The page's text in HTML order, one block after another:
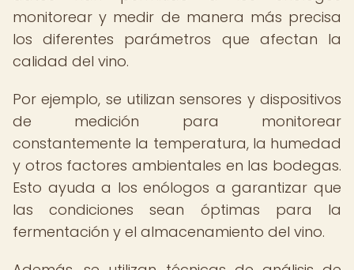
monitorear y medir de manera más precisa
los diferentes parámetros que afectan la
calidad del vino.
Por ejemplo, se utilizan sensores y dispositivos
de medición para monitorear
constantemente la temperatura, la humedad
y otros factores ambientales en las bodegas.
Esto ayuda a los enólogos a garantizar que
las condiciones sean óptimas para la
fermentación y el almacenamiento del vino.